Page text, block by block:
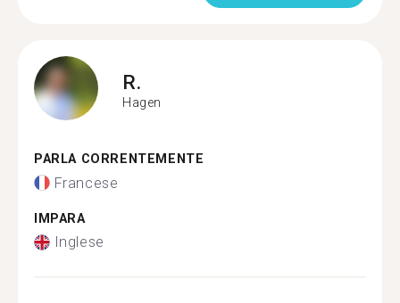
R.
Hagen
PARLA CORRENTEMENTE
Francese
IMPARA
Inglese